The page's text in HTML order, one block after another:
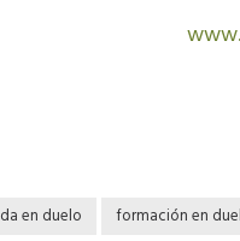
en duelo
formación en